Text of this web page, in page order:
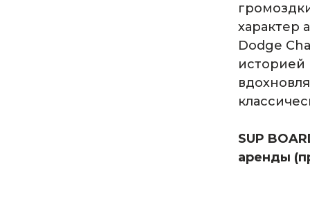
характер
Dodge
историей
SUP
аренды